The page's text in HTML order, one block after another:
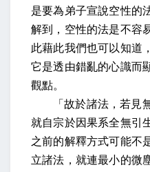
是要為弟子宣說空性的
解到，空性的法是不容
此藉此我們也可以知道
它是透由錯亂的心識而
觀點。
「故於諸法，若見
就自宗於因果系全無引
之前的解釋方式可能不
立諸法，就連最小的微